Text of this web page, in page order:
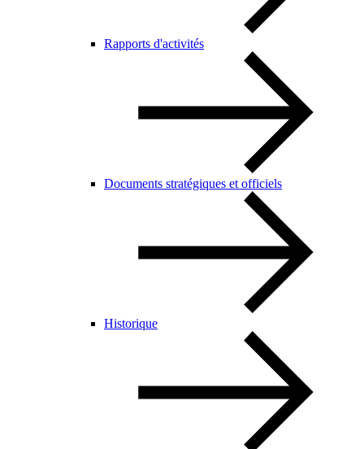
Rapports d'activités
Documents stratégiques et officiels
Historique